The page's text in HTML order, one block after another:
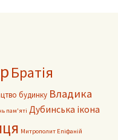
Братія
будинку Владика
пам'яті Дубинська ікона
Митрополит Епіфаній